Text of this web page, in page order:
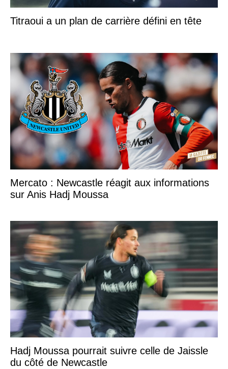
Titraoui a un plan de carrière défini en tête
Mercato : Newcastle réagit aux informations
sur Anis Hadj Moussa
Hadj Moussa pourrait suivre celle de Jaissle
du côté de Newcastle